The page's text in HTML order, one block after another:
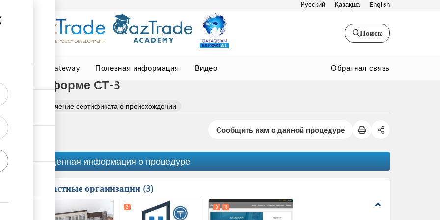
Русский Қазақша English
Поиск
Central Asia Gateway Полезная информация Видео Обратная связь
по форме СТ-3
Получение сертификата о происхождении
Сообщить нам о данной процедуре
Обобщенная информация о процедуре
Причастные организации 3
expand_less
2 3 4